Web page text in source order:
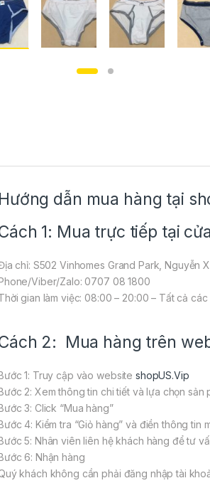
Hướng dẫn mua hàng tại
1: Mua trực tiếp tại
chỉ: S502 Vinhomes Grand Park, Nguyễn
Viber/Zalo: 0707 08 1800
gian làm việc: 08:00 – 20:00 – Tất cả
2: Mua hàng trên
1: Truy cập vào website shopUS.Vip
2: Xem thông tin chi tiết và lựa chọn sản
3: Click “Mua hàng”
4: Kiểm tra “Giỏ hàng” và điền thông tin
5: Nhân viên liên hệ khách hàng để tư
6: Nhận hàng
khách không cần phải đăng nhập tài